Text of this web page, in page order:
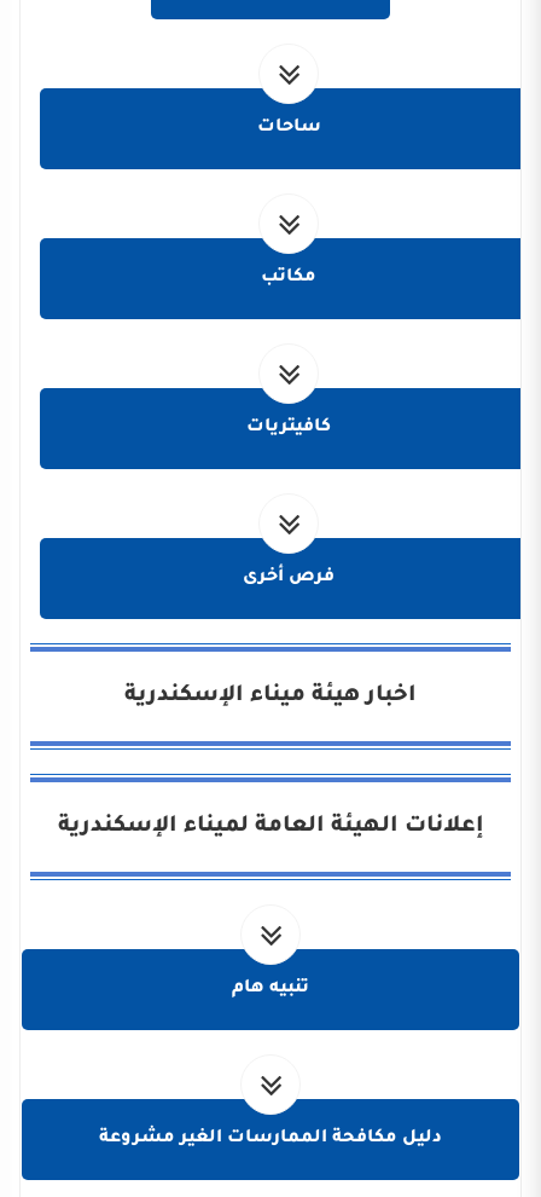
ساحات
مكاتب
كافيتريات
فرص أخرى
اخبار هيئة ميناء الإسكندرية
إعلانات الهيئة العامة لميناء الإسكندرية
تنبيه هام
دليل مكافحة الممارسات الغير مشروعة